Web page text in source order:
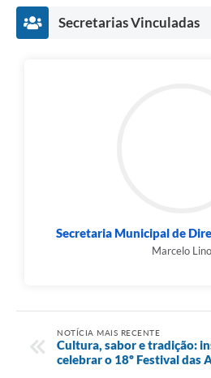
Secretarias Vinculadas
Secretaria Municipal de
Marcelo Lino
NOTÍCIA MAIS RECENTE
Cultura, sabor e tradição:
celebrar o 18º Festival das